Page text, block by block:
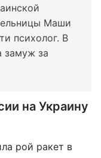
Маши
психолог. В
замуж за
на Украину
рой ракет в